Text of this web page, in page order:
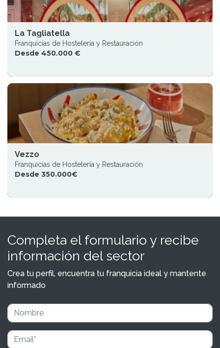
La Tagliatella
Franquicias de Hostelería y Restauración
Desde 450.000 €
Vezzo
Franquicias de Hostelería y Restauración
Desde 350.000€
Completa el formulario y recibe
información del sector
Crea tu perfil, encuentra tu franquicia ideal y mantente
informado